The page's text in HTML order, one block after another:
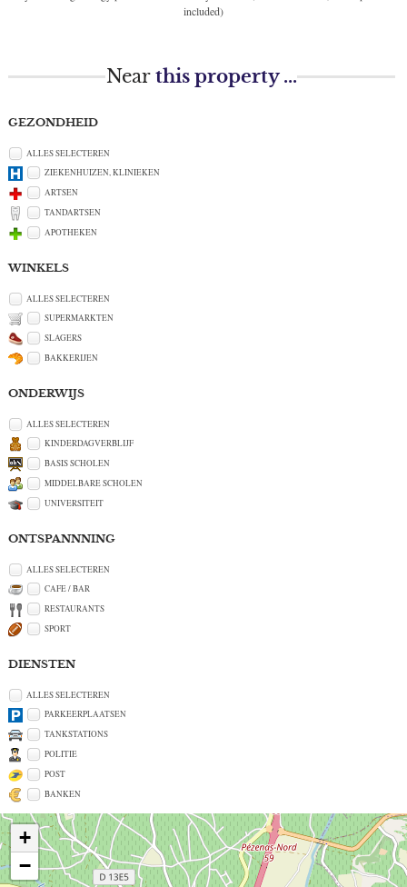
included)
Nearthis property ...
GEZONDHEID
ALLES SELECTEREN
ZIEKENHUIZEN, KLINIEKEN
ARTSEN
TANDARTSEN
APOTHEKEN
WINKELS
ALLES SELECTEREN
SUPERMARKTEN
SLAGERS
BAKKERIJEN
ONDERWIJS
ALLES SELECTEREN
KINDERDAGVERBLIJF
BASIS SCHOLEN
MIDDELBARE SCHOLEN
UNIVERSITEIT
ONTSPANNNING
ALLES SELECTEREN
CAFE / BAR
RESTAURANTS
SPORT
DIENSTEN
ALLES SELECTEREN
PARKEERPLAATSEN
TANKSTATIONS
POLITIE
POST
BANKEN
+
−